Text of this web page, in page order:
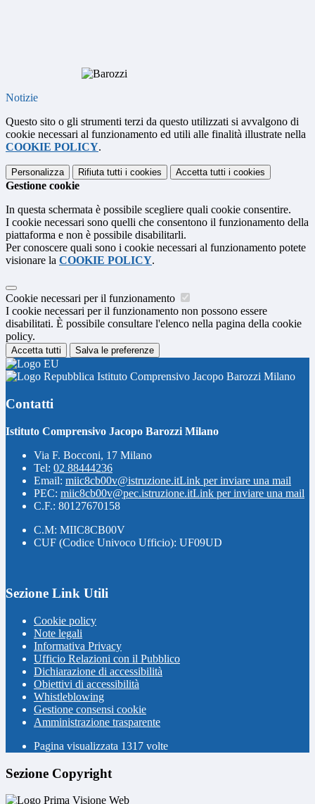
Notizie
Questo sito o gli strumenti terzi da questo utilizzati si avvalgono di
cookie necessari al funzionamento ed utili alle finalità illustrate nella
COOKIE POLICY.
Personalizza Rifiuta tutti i cookies Accetta tutti i cookies
Gestione cookie
In questa schermata è possibile scegliere quali cookie consentire.
I cookie necessari sono quelli che consentono il funzionamento della
piattaforma e non è possibile disabilitarli.
Per conoscere quali sono i cookie necessari al funzionamento potete
visionare la COOKIE POLICY.
Cookie necessari per il funzionamento
I cookie necessari per il funzionamento non possono essere
disabilitati. È possibile consultare l'elenco nella pagina della cookie
policy.
Accetta tutti Salva le preferenze
Istituto Comprensivo Jacopo Barozzi Milano
Contatti
Istituto Comprensivo Jacopo Barozzi Milano
Via F. Bocconi, 17 Milano
Tel: 02 88444236
Email: miic8cb00v@istruzione.itLink per inviare una mail
PEC: miic8cb00v@pec.istruzione.itLink per inviare una mail
C.F.: 80127670158
C.M: MIIC8CB00V
CUF (Codice Univoco Ufficio): UF09UD
Sezione Link Utili
Cookie policy
Note legali
Informativa Privacy
Ufficio Relazioni con il Pubblico
Dichiarazione di accessibilità
Obiettivi di accessibilità
Whistleblowing
Gestione consensi cookie
Amministrazione trasparente
Pagina visualizzata 1317 volte
Sezione Copyright